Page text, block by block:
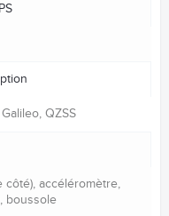
QZSS
côté), accéléromètre,
boussole